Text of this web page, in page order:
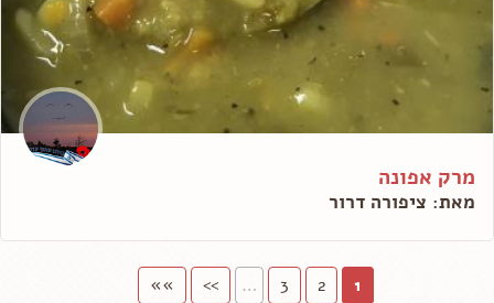
מרק אפונה
מאת: ציפורה דרור
1
2
3
…
>>
»»